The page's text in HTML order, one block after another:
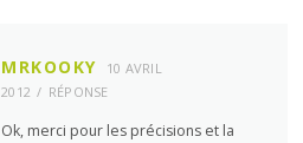
MRKOOKY
10 AVRIL
2012
RÉPONSE
Ok, merci pour les précisions et la